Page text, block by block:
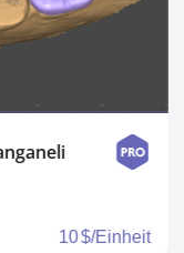
Exomaster